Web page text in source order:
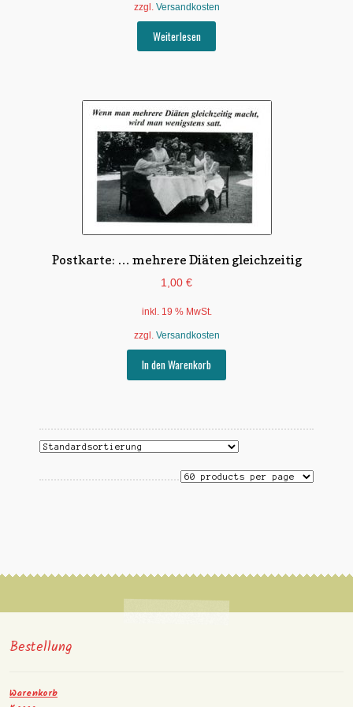
zzgl. Versandkosten
Weiterlesen
Postkarte: … mehrere Diäten gleichzeitig
1,00 €
inkl. 19 % MwSt.
zzgl. Versandkosten
In den Warenkorb
Bestellung
Warenkorb